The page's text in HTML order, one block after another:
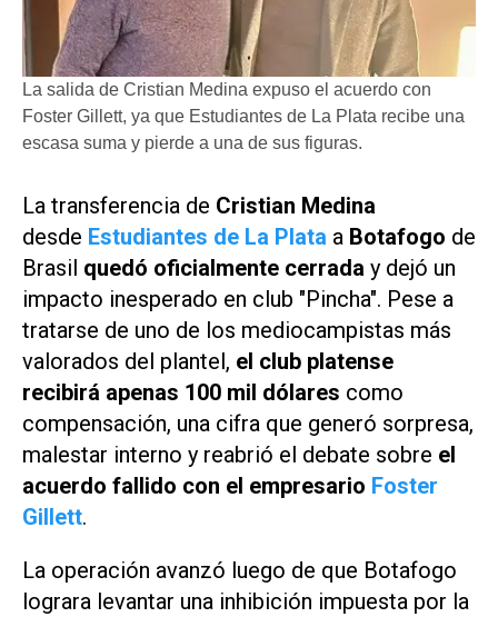
La salida de Cristian Medina expuso el acuerdo con
Foster Gillett, ya que Estudiantes de La Plata recibe una
escasa suma y pierde a una de sus figuras.
La transferencia de Cristian Medina
desde Estudiantes de La Plata a Botafogo de
Brasil quedó oficialmente cerrada y dejó un
impacto inesperado en club "Pincha". Pese a
tratarse de uno de los mediocampistas más
valorados del plantel, el club platense
recibirá apenas 100 mil dólares como
compensación, una cifra que generó sorpresa,
malestar interno y reabrió el debate sobre el
acuerdo fallido con el empresario Foster
Gillett.
La operación avanzó luego de que Botafogo
lograra levantar una inhibición impuesta por la